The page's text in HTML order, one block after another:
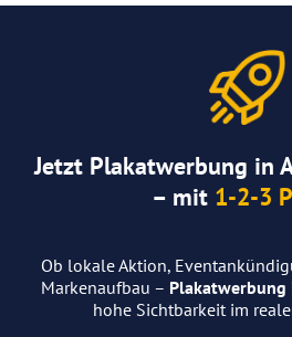
Jetzt Plakatwerbung in
– mit 1-2-3
Ob lokale Aktion,
Markenaufbau – Plakatwerbung
hohe Sichtbarkeit im